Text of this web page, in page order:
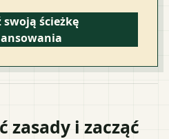
swoją ścieżkę
zasady i zacząć